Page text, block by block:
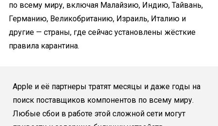
по всему миру, включая Малайзию, Индию, Тайвань,
Германию, Великобританию, Израиль, Италию и
другие — страны, где сейчас установлены жёсткие
правила карантина.
Apple и её партнеры тратят месяцы и даже годы на
поиск поставщиков компонентов по всему миру.
Любые сбои в работе этой сложной сети могут